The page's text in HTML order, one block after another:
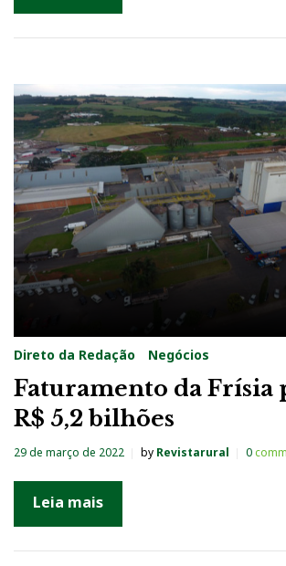
Direto da Redação Negócios
Faturamento da Frísia
R$ 5,2 bilhões
29 de março de 2022 by Revistarural 0
Leia mais